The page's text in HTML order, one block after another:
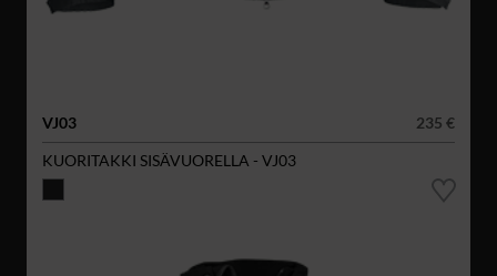
VJ03
235 €
KUORITAKKI SISÄVUORELLA - VJ03